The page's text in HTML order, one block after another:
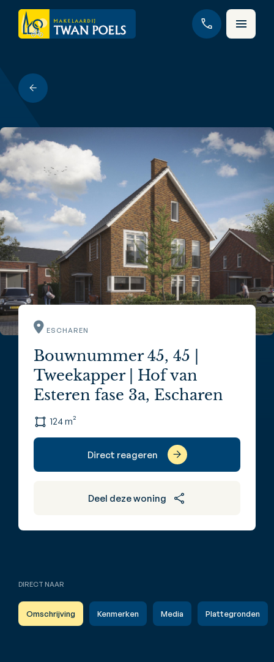
ESCHAREN
Bouwnummer 45, 45 |
Tweekapper | Hof van
Esteren fase 3a, Escharen
124 m²
Direct reageren
Deel deze woning
DIRECT NAAR
Omschrijving Kenmerken Media Plattegronden